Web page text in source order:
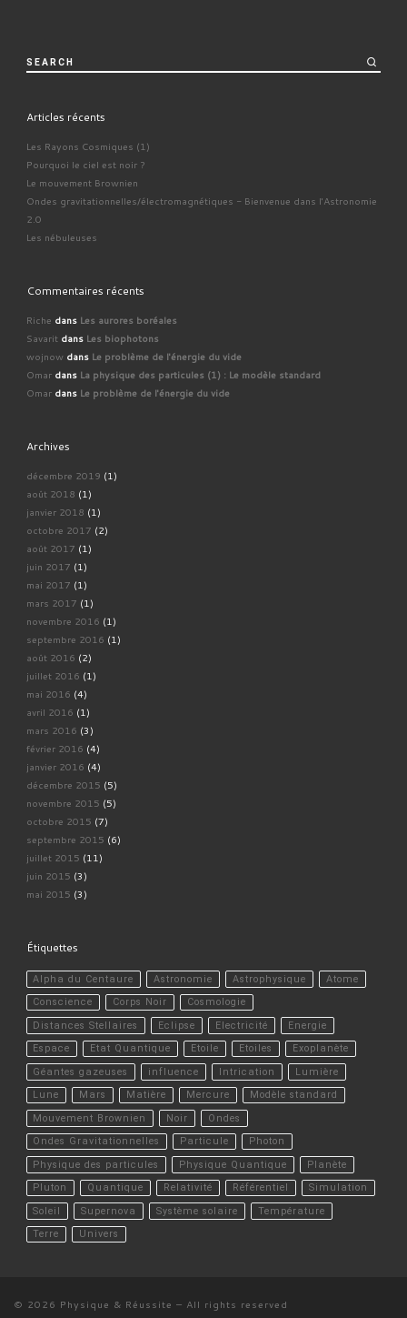
SEARCH
Articles récents
Les Rayons Cosmiques (1)
Pourquoi le ciel est noir ?
Le mouvement Brownien
Ondes gravitationnelles/électromagnétiques - Bienvenue dans l'Astronomie
2.0
Les nébuleuses
Commentaires récents
Riche dans Les aurores boréales
Savaritdans Les biophotons
wojnowdans Le problème de l'énergie du vide
Omardans La physique des particules (1) : Le modèle standard
Omardans Le problème de l'énergie du vide
Archives
décembre 2019 (1)
août 2018 (1)
janvier 2018 (1)
octobre 2017 (2)
août 2017 (1)
juin 2017 (1)
mai 2017 (1)
mars 2017 (1)
novembre 2016 (1)
septembre 2016 (1)
août 2016 (2)
juillet 2016 (1)
mai 2016 (4)
avril 2016 (1)
mars 2016 (3)
février 2016 (4)
janvier 2016 (4)
décembre 2015 (5)
novembre 2015 (5)
octobre 2015 (7)
septembre 2015 (6)
juillet 2015 (11)
juin 2015 (3)
mai 2015 (3)
Étiquettes
Alpha du Centaure Astronomie Astrophysique
Atome
Conscience
Corps Noir
Cosmologie
Distances Stellaires
Eclipse Electricité
Energie
Espace
Etat Quantique Etoile Etoiles
Exoplanète
Géantes gazeuses
influence Intrication
Lumière
Lune
Mars Matière Mercure
Modèle standard
Mouvement Brownien
Noir
Ondes
Ondes Gravitationnelles
Particule
Photon
Physique des particules
Physique Quantique
Planète
Pluton
Quantique Relativité Référentiel
Simulation
Soleil
Supernova Système solaire
Température
Terre
Univers
© 2026 Physique & Réussite – All rights reserved